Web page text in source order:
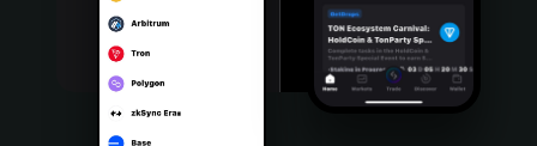
Bahasa Indonesia